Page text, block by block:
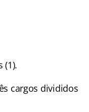
(1).
cargos divididos